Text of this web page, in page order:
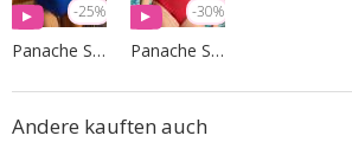
-25%
Panache Swim
-30%
Panache Swim
Andere kauften auch